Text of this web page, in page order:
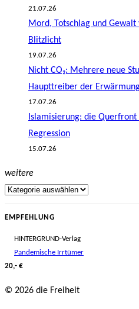
21.07.26
Mord, Totschlag und
Blitzlicht
19.07.26
Nicht CO₂: Mehrere neue
Haupttreiber der
17.07.26
Islamisierung: die
Regression
15.07.26
weitere
EMPFEHLUNG
HINTERGRUND-Verlag
Pandemische Irrtümer
20,- €
© 2026 die Freiheit